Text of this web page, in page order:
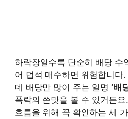
하락장일수록 단순히 배당 수
어 덥석 매수하면 위험합니다
데 배당만 많이 주는 일명 ‘배
폭락의 쓴맛을 볼 수 있거든
흐름을 위해 꼭 확인하는 세